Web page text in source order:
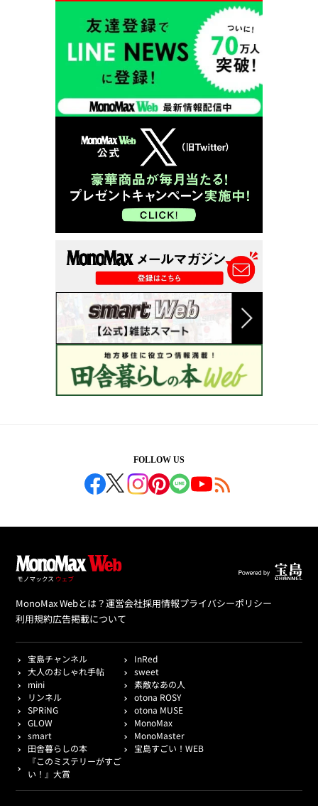
FOLLOW US
MonoMax Webとは？運営会社採用情報プライバシーポリシー
利用規約広告掲載について
宝島チャンネル
InRed
大人のおしゃれ手帖
sweet
mini
素敵なあの人
リンネル
otona ROSY
SPRiNG
otona MUSE
GLOW
MonoMax
smart
MonoMaster
田舎暮らしの本
宝島すごい！WEB
『このミステリーがすご
い！』大賞